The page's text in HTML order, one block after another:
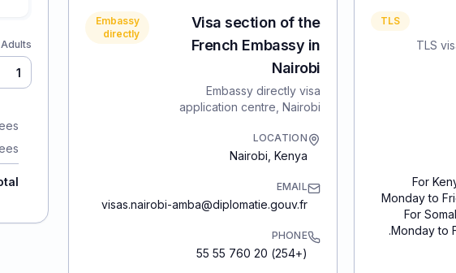
TLS
TLS
For
Monday to
For
Monday to
Visa section of the
French Embassy in
Nairobi
Embassy directly visa
application centre, Nairobi
Embassy
directly
LOCATION
Nairobi Kenya
EMAIL
visas.nairobi-amba@diplomatie.gouv.fr
PHONE
(+254) 20 760 55 55
Adults